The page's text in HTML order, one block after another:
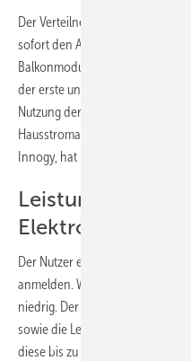
Der Verteilnetzbetreiber
sofort den Anschluss von
Balkonmodule bekannt. Das teilt
der erste und gleichzeitig größte
Nutzung der kleinen
Hausstromanlage
Innogy, hat immerhin 185.000
Leistungsreserve
Der Nutzer eines Plug-in-Moduls
anmelden. Westnetz legt dafür
niedrig. Der Nutzer miss lediglich
sowie die Leistung und das
diese bis zu einer